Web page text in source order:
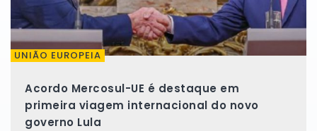
UNIÃO EUROPEIA
Acordo Mercosul-UE é destaque em
primeira viagem internacional do novo
governo Lula